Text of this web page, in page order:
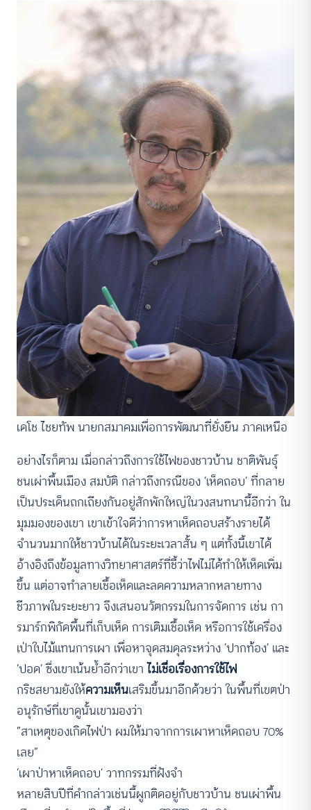
เดโช ไชยทัพ นายกสมาคมเพื่อการพัฒนาที่ยั่งยืน ภาคเหนือ
อย่างไรก็ตาม เมื่อกล่าวถึงการใช้ไฟของชาวบ้าน ชาติพันธุ์
ชนเผ่าพื้นเมือง สมบัติ กล่าวถึงกรณีของ ‘เห็ดถอบ’ ที่กลาย
เป็นประเด็นถกเถียงกันอยู่สักพักใหญ่ในวงสนทนานี้อีกว่า ใน
มุมมองของเขา เขาเข้าใจดีว่าการหาเห็ดถอบสร้างรายได้
จำนวนมากให้ชาวบ้านได้ในระยะเวลาสั้น ๆ แต่ทั้งนี้เขาได้
อ้างอิงถึงข้อมูลทางวิทยาศาสตร์ที่ชี้ว่าไฟไม่ได้ทำให้เห็ดเพิ่ม
ขึ้น แต่อาจทำลายเชื้อเห็ดและลดความหลากหลายทาง
ชีวภาพในระยะยาว จึงเสนอนวัตกรรมในการจัดการ เช่น กา
รมาร์กพิกัดพื้นที่เก็บเห็ด การเติมเชื้อเห็ด หรือการใช้เครื่อง
เป่าใบไม้แทนการเผา เพื่อหาจุดสมดุลระหว่าง ‘ปากท้อง’ และ
‘ปอด’ ซึ่งเขาเน้นย้ำอีกว่าเขาไม่เชื่อเรื่องการใช้ไฟ
กริชสยามยังให้ความเห็นเสริมขึ้นมาอีกด้วยว่า ในพื้นที่เขตป่า
อนุรักษ์ที่เขาดูนั้นเขามองว่า
“สาเหตุของเกิดไฟป่า ผมให้มาจากการเผาหาเห็ดถอบ 70%
เลย”
‘เผาป่าหาเห็ดถอบ’ วาทกรรมที่ฝังจำ
หลายสิบปีที่คำกล่าวเช่นนี้ผูกติดอยู่กับชาวบ้าน ชนเผ่าพื้น